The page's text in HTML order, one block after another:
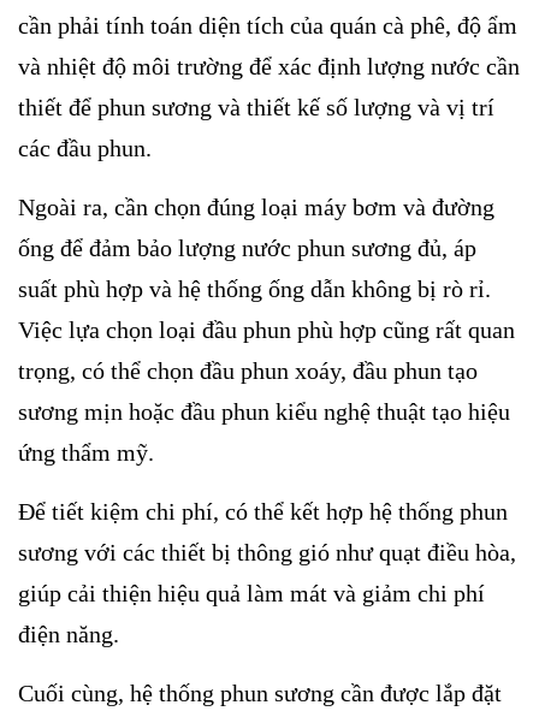
cần phải tính toán diện tích của quán cà phê, độ ẩm
và nhiệt độ môi trường để xác định lượng nước cần
thiết để phun sương và thiết kế số lượng và vị trí
các đầu phun.
Ngoài ra, cần chọn đúng loại máy bơm và đường
ống để đảm bảo lượng nước phun sương đủ, áp
suất phù hợp và hệ thống ống dẫn không bị rò rỉ.
Việc lựa chọn loại đầu phun phù hợp cũng rất quan
trọng, có thể chọn đầu phun xoáy, đầu phun tạo
sương mịn hoặc đầu phun kiểu nghệ thuật tạo hiệu
ứng thẩm mỹ.
Để tiết kiệm chi phí, có thể kết hợp hệ thống phun
sương với các thiết bị thông gió như quạt điều hòa,
giúp cải thiện hiệu quả làm mát và giảm chi phí
điện năng.
Cuối cùng, hệ thống phun sương cần được lắp đặt